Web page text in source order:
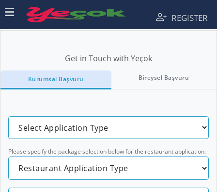
REGISTER
Get in Touch with Yeçok
Kurumsal Başvuru Bireysel Başvuru
Please specify the package selection below for the restaurant application.